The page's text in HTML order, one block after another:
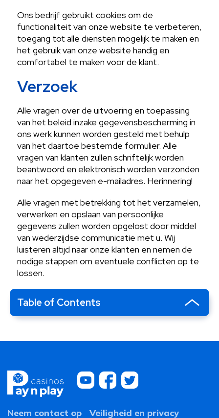
Ons bedrijf gebruikt cookies om de
functionaliteit van onze website te verbeteren,
toegang tot alle diensten mogelijk te maken en
het gebruik van onze website handig en
comfortabel te maken voor de klant.
Verzoek
Alle vragen over de uitvoering en toepassing
van het beleid inzake gegevensbescherming in
ons werk kunnen worden gesteld met behulp
van het daartoe bestemde formulier. Alle
vragen van klanten zullen schriftelijk worden
beantwoord en elektronisch worden verzonden
naar het opgegeven e-mailadres. Herinnering!
Alle vragen met betrekking tot het verzamelen,
verwerken en opslaan van persoonlijke
gegevens zullen worden opgelost door middel
van wederzijdse communicatie met u. Wij
luisteren altijd naar onze klanten en nemen de
nodige stappen om eventuele conflicten op te
lossen.
Table of Contents
Neem contact op Veiligheid en privacy